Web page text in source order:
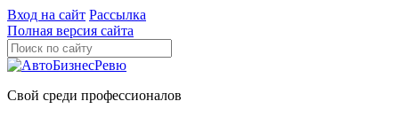
Вход на сайт Рассылка
Полная версия сайта
Свой среди профессионалов